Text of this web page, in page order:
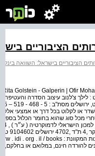
הציבוריים
הציבוריים בישראל: השוואה
Golstein - Galperin | Ofir
או לקלוט בכל דרך או אמצעי
מכל סוג שהוא בחומר הכלול
להורדה חינם, במלואם או בחלקם,